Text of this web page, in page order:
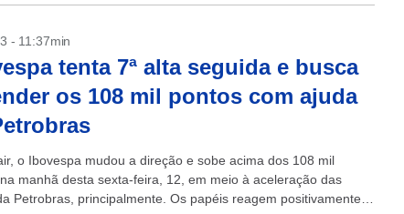
- 11:37min
tenta 7ª alta seguida e busca
os 108 mil pontos com ajuda
o Ibovespa mudou a direção e sobe acima dos 108 mil
manhã desta sexta-feira, 12, em meio à aceleração das
Petrobras, principalmente. Os papéis reagem positivamente